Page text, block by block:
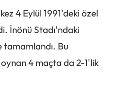
4 Eylül 1991'deki özel
İnönü Stadı'ndaki
tamamlandı. Bu
oynan 4 maçta da 2-1'lik